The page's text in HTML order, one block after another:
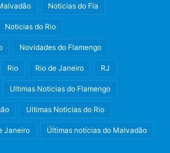
Noticias do Fla
Noticias do Rio
Novidades do Flamengo
Rio Rio de Janeiro RJ
Ultimas Noticias do Flamengo
Ultimas Noticias do Rio
Janeiro Últimas notícias do Malvadão